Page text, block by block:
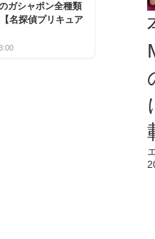
ガシャポン全種類
名探偵プリキュア